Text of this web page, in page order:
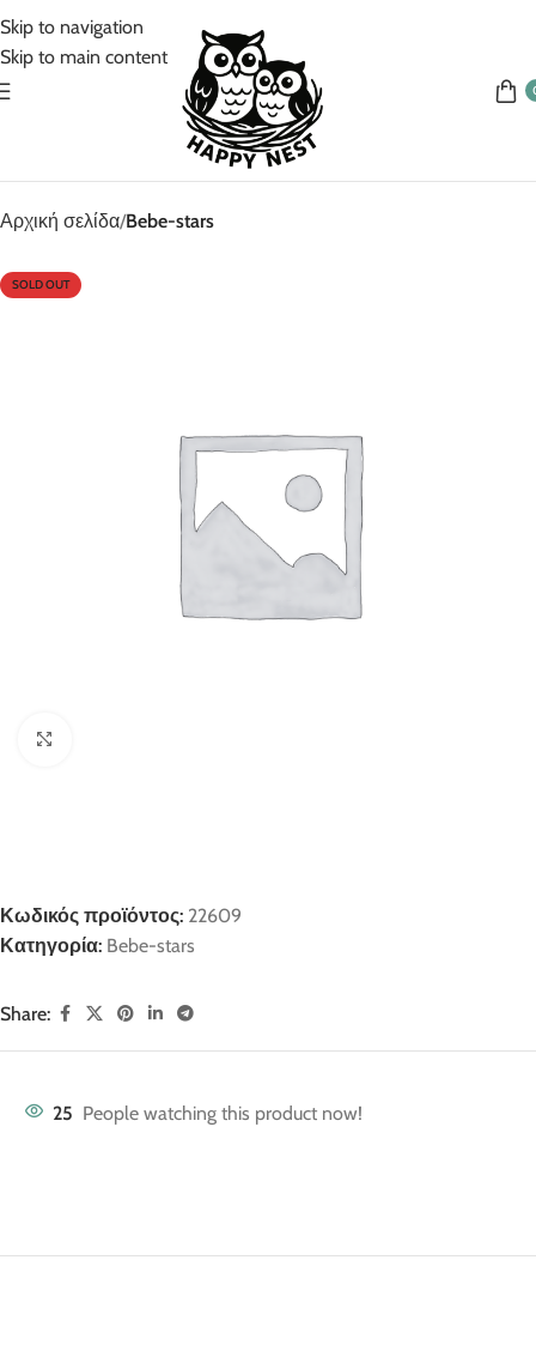
Skip to navigation
Skip to main content
Αρχική σελίδα Bebe-stars
SOLD OUT
Κωδικός προϊόντος: 22609
Κατηγορία: Bebe-stars
Share:
25 People watching this product now!
5% Επιπλέον έκπτωση για πληρωμές με κάρτα!